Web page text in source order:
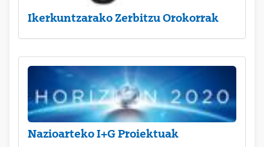
Ikerkuntzarako Zerbitzu Orokorrak
Nazioarteko I+G Proiektuak